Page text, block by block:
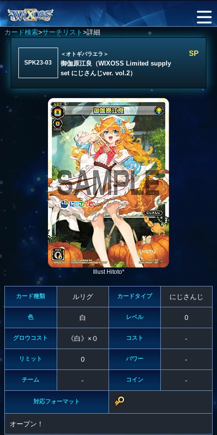
カード検索>サーチリスト>詳細
SPK23-03
＜オトギバラエラ＞
御伽原江良（WIXOSS Limited supply
set にじさんじver. vol.2）
SP
Illust Hitoto*
カード種類 ルリグ カードタイプ にじさんじ
色 白 レベル 0
グロウコスト 《白》×０ コスト -
リミット 0 パワー -
チーム - コイン -
対応フォーマット
オープン！